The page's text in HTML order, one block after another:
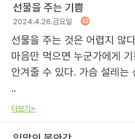
선물을 주는 기쁨
2024.4.26.금요일
선물을 주는 것은 어렵지 않
마음만 먹으면 누군가에게
안겨줄 수 있다. 가슴 설레는
..
더보기>